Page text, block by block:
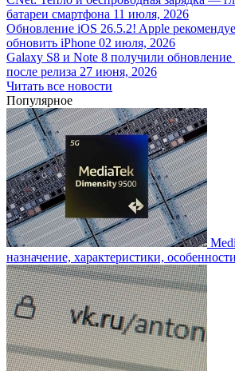
батареи смартфона 11 июля, 2026
Обновление iOS 26.5.2! Apple
обновить iPhone 02 июля, 2026
Galaxy S8 и Note 8 получили обновление
после релиза 27 июня, 2026
Читать все новости
Популярное
назначение, характеристики,